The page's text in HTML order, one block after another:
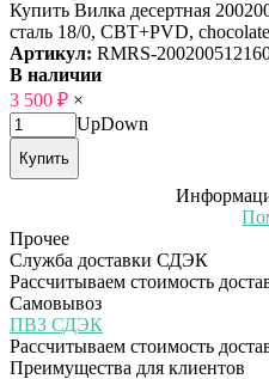
Купить Вилка десертная
сталь 18/0, CBT+PVD,
Артикул: RMRS-
В наличии
3 500 ₽ ×
UpDown
Купить
Прочее
Служба доставки СДЭК
Рассчитываем стоимость
Самовывоз
ПВЗ СДЭК
Рассчитываем стоимость
Преимущества для клиентов